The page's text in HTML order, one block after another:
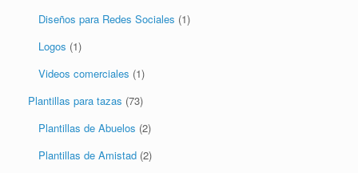
Diseños para Redes Sociales (1)
Logos (1)
Videos comerciales (1)
Plantillas para tazas (73)
Plantillas de Abuelos (2)
Plantillas de Amistad (2)